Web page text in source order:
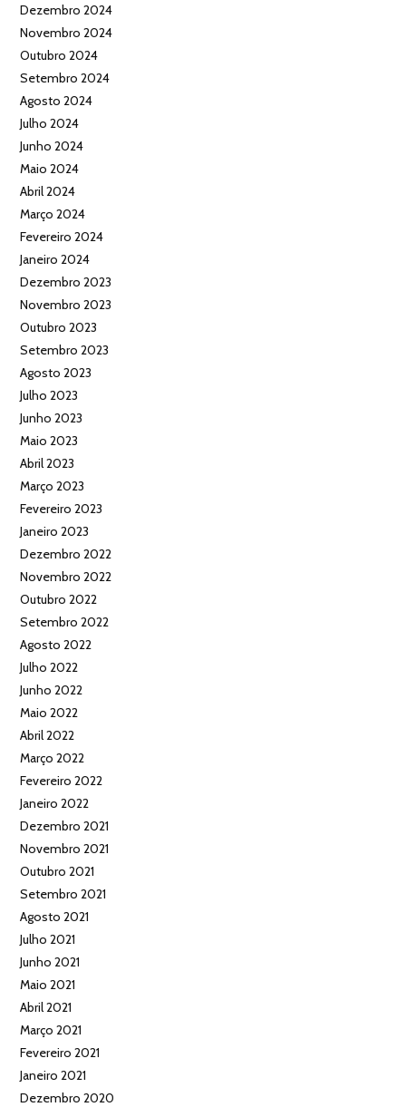
Dezembro 2024
Novembro 2024
Outubro 2024
Setembro 2024
Agosto 2024
Julho 2024
Junho 2024
Maio 2024
Abril 2024
Março 2024
Fevereiro 2024
Janeiro 2024
Dezembro 2023
Novembro 2023
Outubro 2023
Setembro 2023
Agosto 2023
Julho 2023
Junho 2023
Maio 2023
Abril 2023
Março 2023
Fevereiro 2023
Janeiro 2023
Dezembro 2022
Novembro 2022
Outubro 2022
Setembro 2022
Agosto 2022
Julho 2022
Junho 2022
Maio 2022
Abril 2022
Março 2022
Fevereiro 2022
Janeiro 2022
Dezembro 2021
Novembro 2021
Outubro 2021
Setembro 2021
Agosto 2021
Julho 2021
Junho 2021
Maio 2021
Abril 2021
Março 2021
Fevereiro 2021
Janeiro 2021
Dezembro 2020